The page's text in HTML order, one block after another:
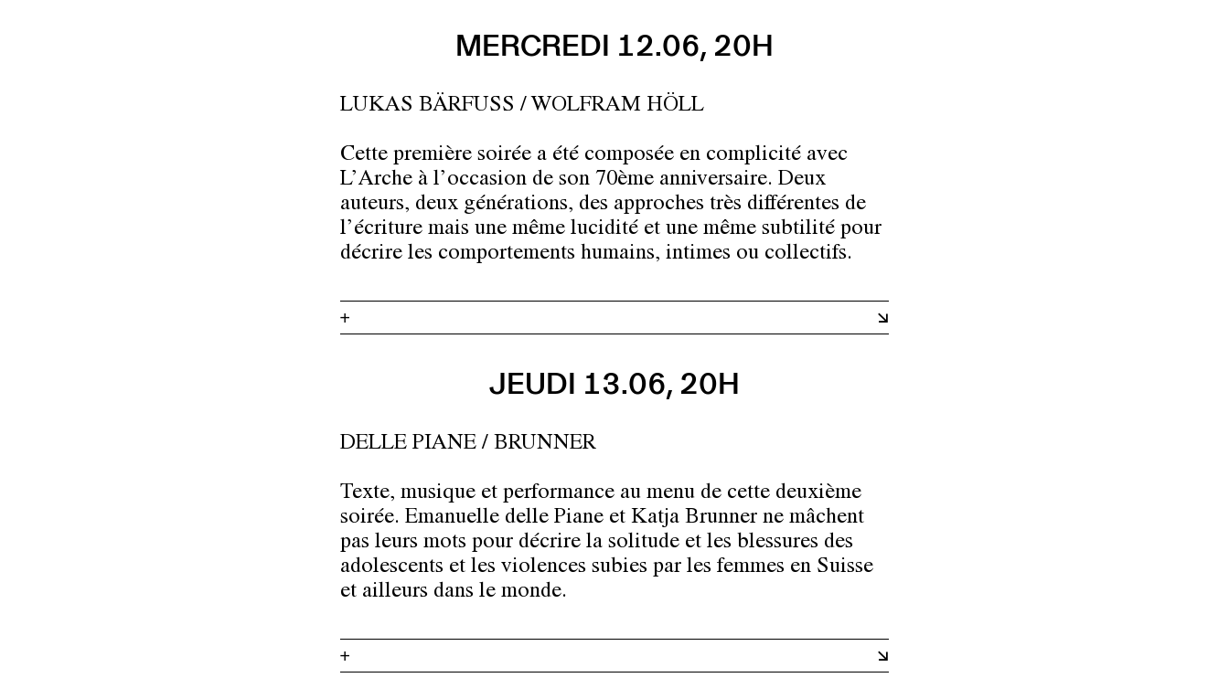
MERCREDI 12.06, 20H
LUKAS BÄRFUSS / WOLFRAM HÖLL
Cette première soirée a été composée en complicité avec
L’Arche à l’occasion de son 70ème anniversaire. Deux
auteurs, deux générations, des approches très différentes de
l’écriture mais une même lucidité et une même subtilité pour
décrire les comportements humains, intimes ou collectifs.
+
JEUDI 13.06, 20H
DELLE PIANE / BRUNNER
Texte, musique et performance au menu de cette deuxième
soirée. Emanuelle delle Piane et Katja Brunner ne mâchent
pas leurs mots pour décrire la solitude et les blessures des
adolescents et les violences subies par les femmes en Suisse
et ailleurs dans le monde.
+